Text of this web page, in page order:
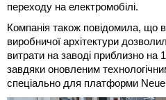
переходу на електромобілі.
Компанія також повідомила, що
виробничої архітектури
витрати на заводі приблизно на
завдяки оновленим
спеціально для платформи